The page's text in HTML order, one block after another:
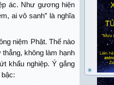
ác. Như gương hiện
ai vô sanh” là nghĩa
niệm Phật. Thế nào
không làm hạnh
khẩu nghiệp. Ý gắng